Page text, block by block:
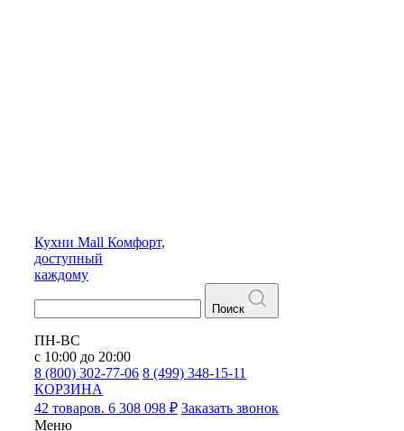
Кухни Mall Комфорт,
доступный
каждому
Поиск
ПН-ВС
с 10:00 до 20:00
8 (800) 302-77-06 8 (499) 348-15-11
КОРЗИНА
42 товаров. 6 308 098 ₽ Заказать звонок
Меню